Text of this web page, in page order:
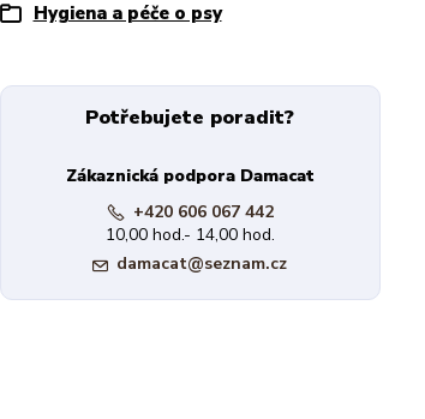
Hygiena a péče o psy
Potřebujete poradit?
Zákaznická podpora Damacat
+420 606 067 442
10,00 hod.- 14,00 hod.
damacat@seznam.cz